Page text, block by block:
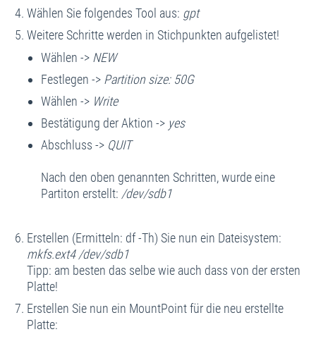
Wählen Sie folgendes Tool aus: gpt
Weitere Schritte werden in Stichpunkten aufgelistet!
Wählen -> NEW
Festlegen -> Partition size: 50G
Wählen -> Write
Bestätigung der Aktion -> yes
Abschluss -> QUIT
Nach den oben genannten Schritten, wurde eine
Partiton erstellt: /dev/sdb1
Erstellen (Ermitteln: df -Th) Sie nun ein Dateisystem:
mkfs.ext4 /dev/sdb1
Tipp: am besten das selbe wie auch dass von der ersten
Platte!
Erstellen Sie nun ein MountPoint für die neu erstellte
Platte: